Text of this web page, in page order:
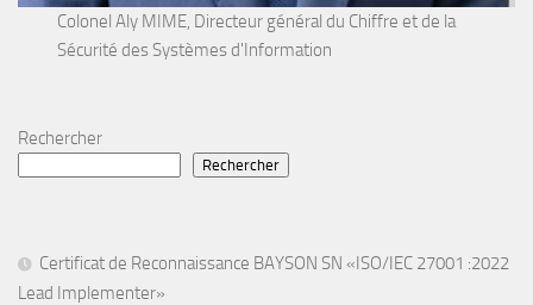
Colonel Aly MIME, Directeur général du Chiffre et de la
Sécurité des Systèmes d'Information
Rechercher
Rechercher
Certificat de Reconnaissance BAYSON SN «ISO/IEC 27001 :2022
Lead Implementer»